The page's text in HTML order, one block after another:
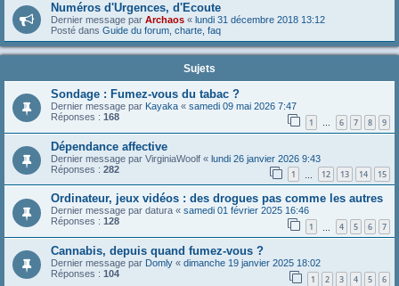
Numéros d'Urgences, d'Ecoute
Dernier message par Archaos « lundi 31 décembre 2018 13:12
Posté dans Guide du forum, charte, faq
Sujets
Sondage : Fumez-vous du tabac ?
Dernier message par Kayaka « samedi 09 mai 2026 7:47
Réponses : 168 1 … 6 7 8 9
Dépendance affective
Dernier message par VirginiaWoolf « lundi 26 janvier 2026 9:43
Réponses : 282 1 12 13 14 15
Ordinateur, jeux vidéos : des drogues pas comme les autres
Dernier message par datura « samedi 01 février 2025 16:46
Réponses : 128 1 4 5 6 7
Cannabis, depuis quand fumez-vous ?
Dernier message par Domly « dimanche 19 janvier 2025 18:02
Réponses : 104 1 2 3 4 5 6